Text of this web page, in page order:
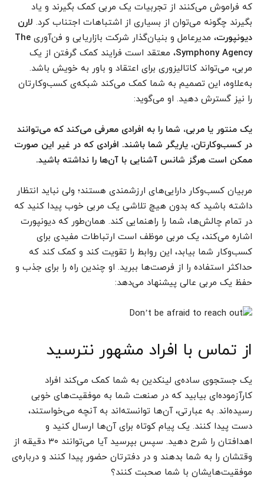
که فراموش می‌کنند از تجربیات یک مربی کمک بگیرند و یاد
بگیرند چگونه می‌توان از بسیاری از اشتباهات اجتناب کرد. لارن
دیونپورت، مدیرعامل و بنیان‌گذار شرکت بازاریابی و فن‌آوری The
Symphony Agency
، معتقد است فرایند کمک گرفتن از یک
مربی، می‌تواند کاتالیزوری برای اعتقاد و باور به خویش باشد.
به‌علاوه، این تصمیم به شما کمک می‌کند شبکه‌ی کسب‌وکارتان
را نیز گسترش دهید. او می‌گوید:
یک منتور یا مربی، شما را به افرادی معرفی می‌کند که می‌توانند
در کسب‌وکارتان، یاریگر شما باشند. افرادی که در غیر این صورت
ممکن است هرگز شانس آشنایی با آن‌ها را نداشته باشید.
مربیان کسب‌وکار دارایی‌های ارزشمندی هستند؛ ولی نباید انتظار
داشته باشید که بدون هیچ تلاشی یک مربی خوب پیدا کنید که
در تمام چالش‌ها، شما را راهنمایی کند. همان‌طور که دیونپورت
اشاره می‌کند، یک مربی موظف است ارتباطات مفیدی برای
کسب‌وکار شما بیابد، این روابط را تقویت کند و کمک کند که
حداکثر استفاده را از فرصت‌ها ببرید. او چندین راه را برای جذب و
حفظ یک مربی عالی پیشنهاد می‌دهد:
از تماس با افراد مشهور نترسید
یک جستجوی ساده‌ی لینکدین به شما کمک می‌کند افراد
کارآزموده‌ای بیابید که در صنعت شما به موفقیت‌های خوبی
رسیده‌اند. به عبارتی، آن‌ها توانسته‌اند به آنچه می‌خواستند،
دست پیدا کنند. یک پیام کوتاه برای آن‌ها ارسال کنید و
اهدافتان را شرح دهید. سپس بپرسید آیا می‌توانند ۳۰ دقیقه از
وقتشان را به شما بدهند و در دفترتان حضور پیدا کنند و درباره‌ی
موفقیت‌هایشان با شما صحبت کنند؟